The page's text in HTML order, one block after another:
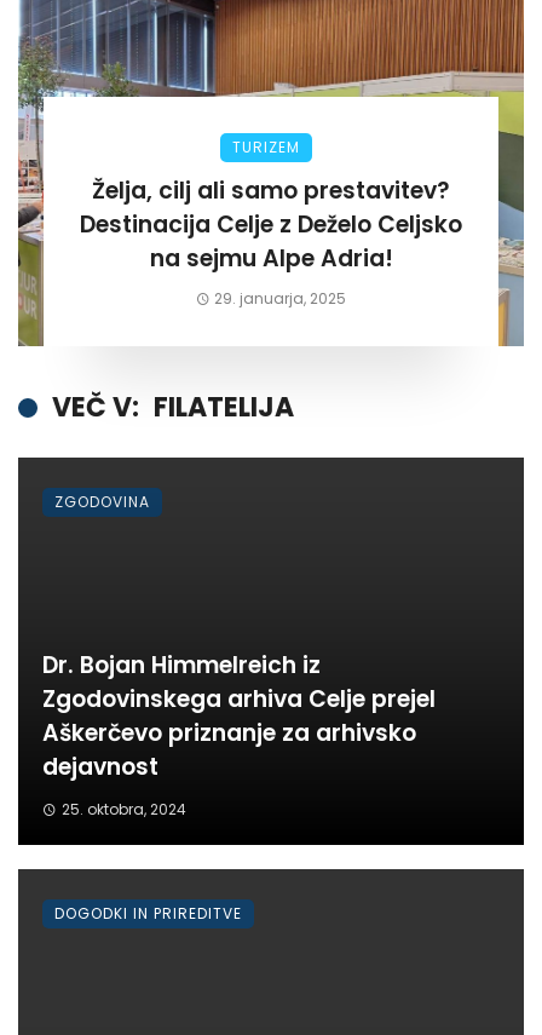
TURIZEM
Želja, cilj ali samo prestavitev?
Destinacija Celje z Deželo Celjsko
na sejmu Alpe Adria!
29. januarja, 2025
VEČ V: FILATELIJA
Dr. Bojan Himmelreich iz
Zgodovinskega arhiva Celje prejel
Aškerčevo priznanje za arhivsko
dejavnost
25. oktobra, 2024
ZGODOVINA
DOGODKI IN PRIREDITVE